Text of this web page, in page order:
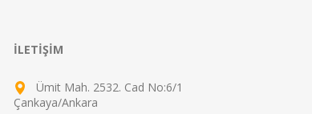
İLETIŞIM
Ümit Mah. 2532. Cad No:6/1
Çankaya/Ankara